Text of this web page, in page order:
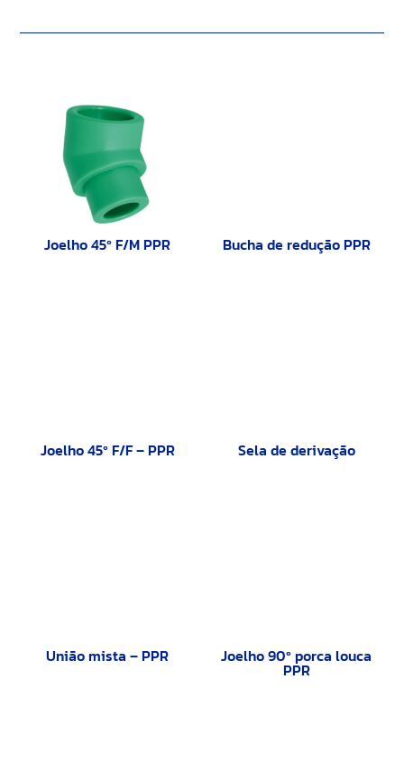
Joelho 45º F/M PPR Bucha de redução PPR
Joelho 45º F/F – PPR Sela de derivação
União mista – PPR Joelho 90º porca louca
PPR